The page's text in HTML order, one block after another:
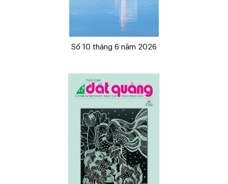
Số 10 tháng 6 năm 2026